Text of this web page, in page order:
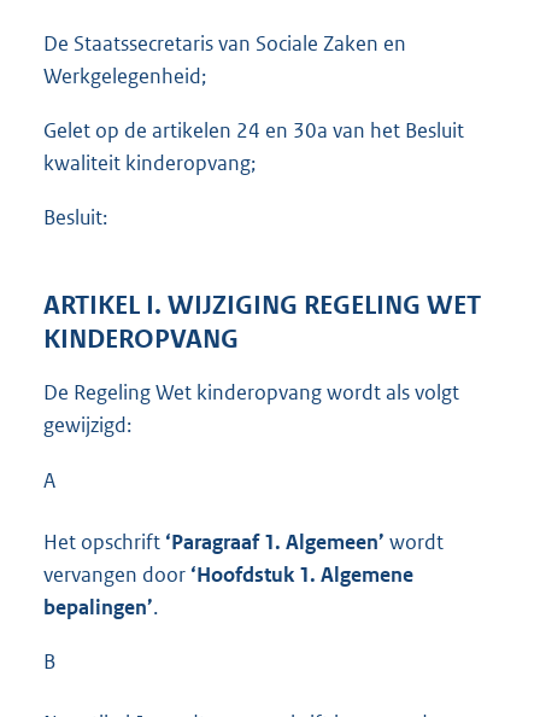
De Staatssecretaris van Sociale Zaken en
Werkgelegenheid;
Gelet op de artikelen 24 en 30a van het Besluit
kwaliteit kinderopvang;
Besluit:
ARTIKEL I. WIJZIGING REGELING WET
KINDEROPVANG
De Regeling Wet kinderopvang wordt als volgt
gewijzigd:
A
Het opschrift ‘Paragraaf 1. Algemeen’ wordt
vervangen door ‘Hoofdstuk 1. Algemene
bepalingen’.
B